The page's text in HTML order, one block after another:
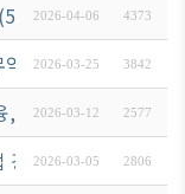
19~21) 개최 및 참
2026-04-06 4373
인턴십(28기) 신청
2026-03-25 3842
, 함께 여는 미래’ 콘
2026-03-12 2577
경영환경 및 비즈니
2026-03-05 2806